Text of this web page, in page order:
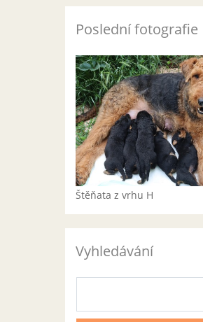
Poslední fotografie
Štěňata z vrhu H
Vyhledávání